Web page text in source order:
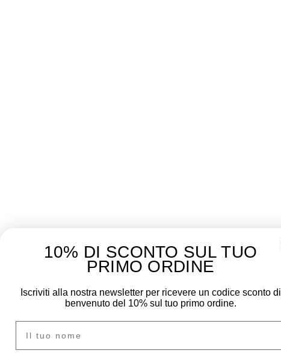
NEWSLETTER 10% OFF
Iscriviti alla newsletter e ricevi il 10% di sconto sul primo ordine.
UOMO
10% DI SCONTO SUL TUO
PRIMO ORDINE
Iscriviti alla nostra newsletter per ricevere un codice sconto di
benvenuto del 10% sul tuo primo ordine.